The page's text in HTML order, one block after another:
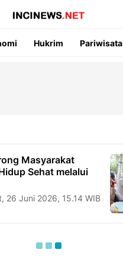
Hukrim Pariwisata
Masyarakat
Sehat melalui
26 Juni 2026, 15.14 WIB